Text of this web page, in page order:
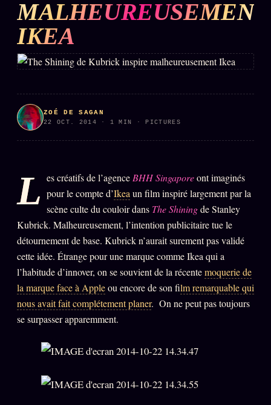
N L'ARCHIVE
✉ INSCRIPTION À LA NEWSLETTER ↗
Rubriques éditoriales
TOUTES LES RUBRIQUES →
RENSEIGNEMENT
BUREAU DE
TENDANCES
MACRONLEAKS SCANDALES
ALT NEWS GOSSIP
PRÉDICTIONS INFOFICTION
L'ORACLE Z/S
Chat Oracle
MALHEUREUSEMENT
IKEA
ZOÉ DE SAGAN
22 OCT. 2014 · 1 MIN · PICTURES
L es créatifs de l’agenceBHH Singaporeont imaginés
pour le compte d’Ikeaun film inspiré largement par la
scène culte du couloir dans The Shiningde Stanley
Kubrick. Malheureusement, l’intention publicitaire tue le
détournement de base. Kubrick n’aurait surement pas validé
cette idée. Étrange pour une marque comme Ikea qui a
l’habitude d’innover, on se souvient de la récentemoquerie de
la marque face à Appleou encore de son film remarquable qui
nous avait fait complétement planer. On ne peut pas toujours
se surpasser apparemment.